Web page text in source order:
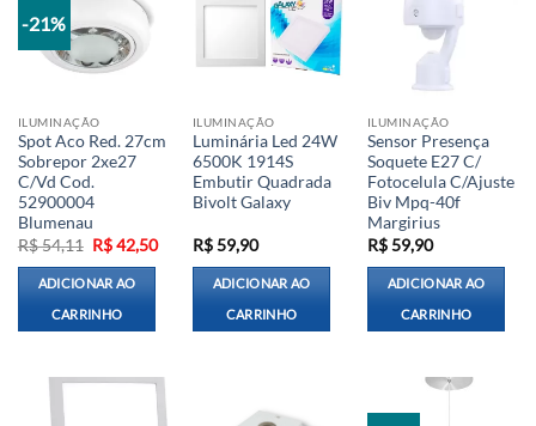
-21%
ILUMINAÇÃO
Spot Aco Red. 27cm
Sobrepor 2xe27
C/Vd Cod.
52900004
Blumenau
R$54,11 O
preço
original
era:
R$ 54,11.
R$42,50O
ADICIONAR AO
CARRINHO
ILUMINAÇÃO
Luminária Led 24W
6500K 1914S
Embutir Quadrada
Bivolt Galaxy
R$59,90
ADICIONAR AO
CARRINHO
ILUMINAÇÃO
Sensor Presença
Soquete E27 C/
Fotocelula C/Ajuste
Biv Mpq-40f
Margirius
R$59,90
ADICIONAR AO
CARRINHO